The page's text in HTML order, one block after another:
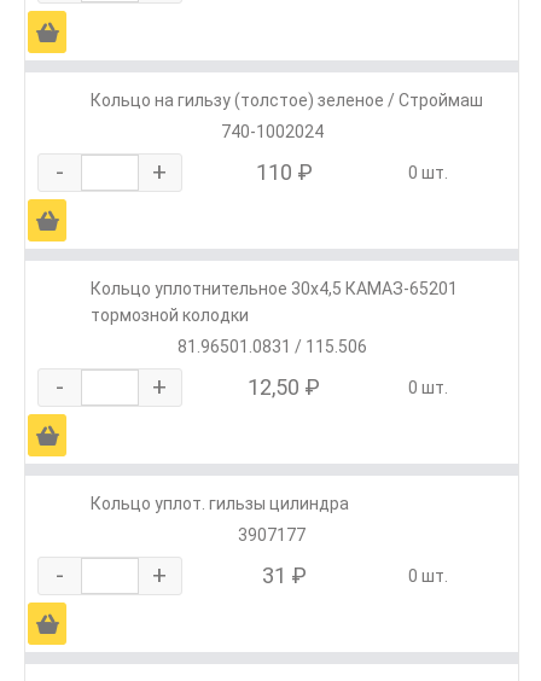
Ä
Кольцо на гильзу (толстое) зеленое / Строймаш
740-1002024
- + 110 ₽ 0 шт.
Ä
Кольцо уплотнительное 30х4,5 КАМАЗ-65201
тормозной колодки
81.96501.0831 / 115.506
- + 12,50 ₽ 0 шт.
Ä
Кольцо уплот. гильзы цилиндра
3907177
- + 31 ₽ 0 шт.
Ä